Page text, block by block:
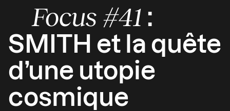
Focus #41 :
SMITH et la quête
d’une utopie
cosmique